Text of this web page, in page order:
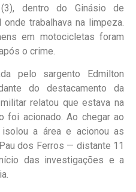
dentro do Ginásio de
trabalhava na limpeza.
em motocicletas foram
o crime.
pelo sargento Edmilton
do destacamento da
relatou que estava na
foi acionado. Ao chegar ao
a área e acionou as
dos Ferros — distante 11
das investigações e a